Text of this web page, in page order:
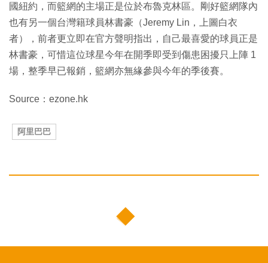
國紐約，而籃網的主場正是位於布魯克林區。剛好籃網隊內
也有另一個台灣籍球員林書豪（Jeremy Lin，上圖白衣
者），前者更立即在官方聲明指出，自己最喜愛的球員正是
林書豪，可惜這位球星今年在開季即受到傷患困擾只上陣 1
場，整季早已報銷，籃網亦無緣參與今年的季後賽。
Source：ezone.hk
阿里巴巴